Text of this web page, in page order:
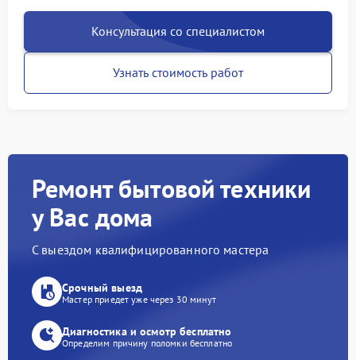
Консультация со специалистом
Узнать стоимость работ
Ремонт бытовой техники
у Вас дома
С выездом квалифицированного мастера
Срочный выезд
Мастер приедет уже через 30 минут
Диагностика и осмотр бесплатно
Определим причину поломки бесплатно